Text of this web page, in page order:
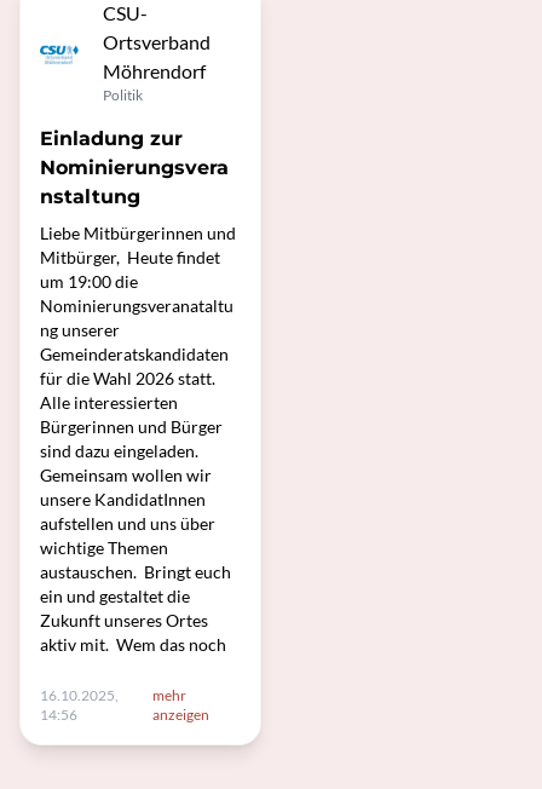
CSU-
Ortsverband
Möhrendorf
Politik
Einladung zur
Nominierungsvera
nstaltung
Liebe Mitbürgerinnen und
Mitbürger, Heute findet
um 19:00 die
Nominierungsveranataltu
ng unserer
Gemeinderatskandidaten
für die Wahl 2026 statt.
Alle interessierten
Bürgerinnen und Bürger
sind dazu eingeladen.
Gemeinsam wollen wir
unsere KandidatInnen
aufstellen und uns über
wichtige Themen
austauschen. Bringt euch
ein und gestaltet die
Zukunft unseres Ortes
aktiv mit. Wem das noch
16.10.2025,
14:56
mehr
anzeigen